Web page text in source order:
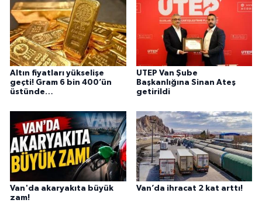
Altın fiyatları yükselişe
geçti! Gram 6 bin 400’ün
üstünde…
UTEP Van Şube
Başkanlığına Sinan Ateş
getirildi
Van'da akaryakıta büyük
zam!
Van’da ihracat 2 kat arttı!